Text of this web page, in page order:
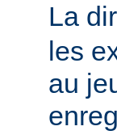
La
les
au